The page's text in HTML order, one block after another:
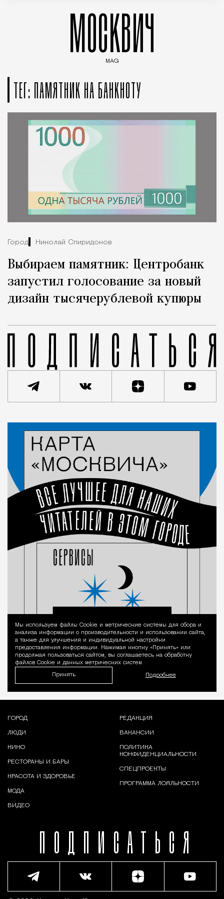
МОСКВИЧ
MAG
ТЕГ: ПАМЯТНИК НА БАНКНОТУ
Город Николай Спиридонов
Выбираем памятник: Центробанк
запустил голосование за новый
дизайн тысячерублевой купюры
Уведомление
Мы используем файлы Сookie и метрические системы для сбора и
анализа информации о производительности и использовании сайта,
а также для улучшения и индивидуальной настройки
предоставления информации. Нажимая кнопку «Принять» или
продолжая пользоваться сайтом, вы соглашаетесь на обработку
файлов Cookie и данных метрических систем.
Принять Подробнее
ПОДПИСАТЬСЯ
ГОРОД
ЛЮДИ
КИНО
РЕСТОРАНЫ И БАРЫ
КРАСОТА И ЗДОРОВЬЕ
МОДА
ВИДЕО
РЕДАКЦИЯ
ВАКАНСИИ
ПОЛИТИКА
КОНФИДЕНЦИАЛЬНОСТИ
СПЕЦПРОЕКТЫ
ПРОГРАММА ЛОЯЛЬНОСТИ